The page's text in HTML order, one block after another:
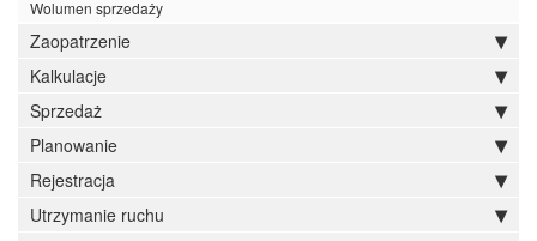
Wolumen sprzedaży
Zaopatrzenie
Kalkulacje
Sprzedaż
Planowanie
Rejestracja
Utrzymanie ruchu